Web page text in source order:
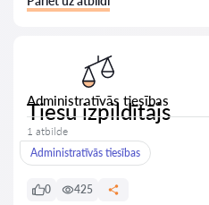
Administratīvās tiesības
Tiesu izpildītājs
1 atbilde
Administratīvās tiesības
0 425